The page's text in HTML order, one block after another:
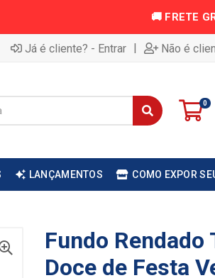
Já é cliente? - Entrar | Não é
0
LANÇAMENTOS COMO EXPOR
Fundo Rendado
Doce de Festa